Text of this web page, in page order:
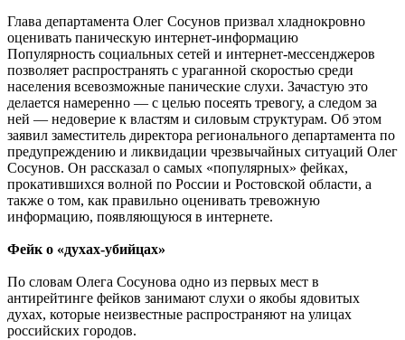
Глава департамента Олег Сосунов призвал хладнокровно
оценивать паническую интернет-информацию
Популярность социальных сетей и интернет-мессенджеров
позволяет распространять с ураганной скоростью среди
населения всевозможные панические слухи. Зачастую это
делается намеренно — с целью посеять тревогу, а следом за
ней — недоверие к властям и силовым структурам. Об этом
заявил заместитель директора регионального департамента по
предупреждению и ликвидации чрезвычайных ситуаций Олег
Сосунов. Он рассказал о самых «популярных» фейках,
прокатившихся волной по России и Ростовской области, а
также о том, как правильно оценивать тревожную
информацию, появляющуюся в интернете.
Фейк о «духах-убийцах»
По словам Олега Сосунова одно из первых мест в
антирейтинге фейков занимают слухи о якобы ядовитых
духах, которые неизвестные распространяют на улицах
российских городов.